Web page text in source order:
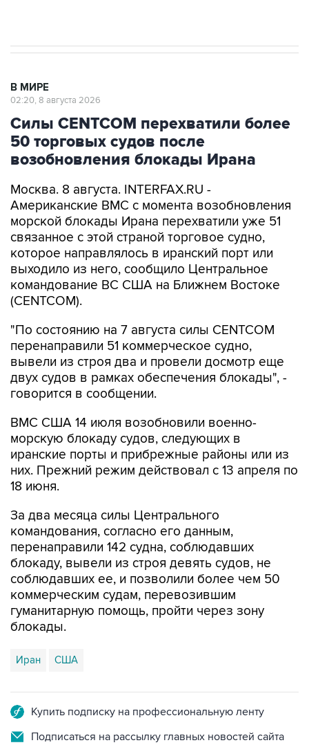
В МИРЕ
02:20, 8 августа 2026
Силы CENTCOM перехватили более
50 торговых судов после
возобновления блокады Ирана
Москва. 8 августа. INTERFAX.RU -
Американские ВМС с момента возобновления
морской блокады Ирана перехватили уже 51
связанное с этой страной торговое судно,
которое направлялось в иранский порт или
выходило из него, сообщило Центральное
командование ВС США на Ближнем Востоке
(CENTCOM).
"По состоянию на 7 августа силы CENTCOM
перенаправили 51 коммерческое судно,
вывели из строя два и провели досмотр еще
двух судов в рамках обеспечения блокады", -
говорится в сообщении.
ВМС США 14 июля возобновили военно-
морскую блокаду судов, следующих в
иранские порты и прибрежные районы или из
них. Прежний режим действовал с 13 апреля по
18 июня.
За два месяца силы Центрального
командования, согласно его данным,
перенаправили 142 судна, соблюдавших
блокаду, вывели из строя девять судов, не
соблюдавших ее, и позволили более чем 50
коммерческим судам, перевозившим
гуманитарную помощь, пройти через зону
блокады.
Иран США
Купить подписку на профессиональную ленту
Подписаться на рассылку главных новостей сайта